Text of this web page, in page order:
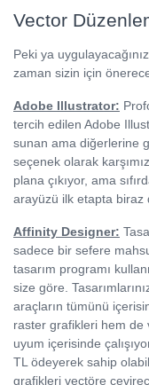
Vector
Peki ya
zaman sizin için
Adobe Illustrator:
tercih edilen Adobe
sunan ama diğerlerine
seçenek olarak
plana çıkıyor, ama
arayüzü ilk etapta biraz
Affinity Designer:
sadece bir sefere
tasarım programı
size göre.
araçların tümünü
raster grafikleri hem de
uyum içerisinde
TL ödeyerek sahip
grafikleri vectöre